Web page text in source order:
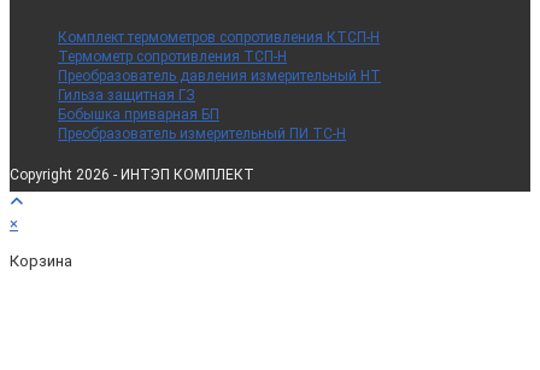
Комплект термометров сопротивления КТСП-Н
Термометр сопротивления ТСП-Н
Преобразователь давления измерительный НТ
Гильза защитная ГЗ
Бобышка приварная БП
Преобразователь измерительный ПИ ТС-Н
Copyright 2026 - ИНТЭП КОМПЛЕКТ
×
Корзина